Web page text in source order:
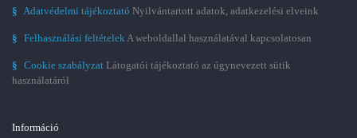
§ Adatvédelmi tájékoztató Nyilvántartott adatok, adatkezelési elveink
§ Felhasználási feltételekA weboldallal használatával kapcsolatosan
§ Cookie szabályzat Látogatói tájékoztató az úgynevezett sütik
használatáról
Információ